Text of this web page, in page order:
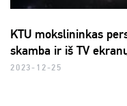
KTU mokslininkas
skamba ir iš TV
2023-12-25